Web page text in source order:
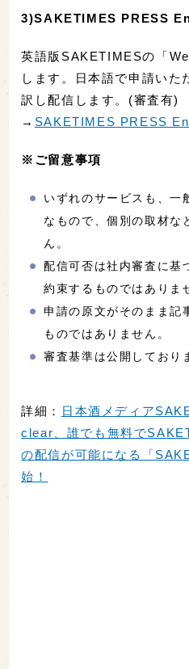
3)SAKETIMES PRESS
英語版SAKETIMESの「
します。日本語で申請いた
訳し配信します。(審査有)
→ SAKETIMES PRESS
※ご留意事項
いずれのサービスも、一
なもので、個別の取材な
ん。
配信可否は社内審査に基
約束するものではありま
申請の原文がそのまま記
ものではありません。
審査基準は公開しており
詳細： 日本酒メディア
clear、誰でも無料で
の配信が可能になる「
始！